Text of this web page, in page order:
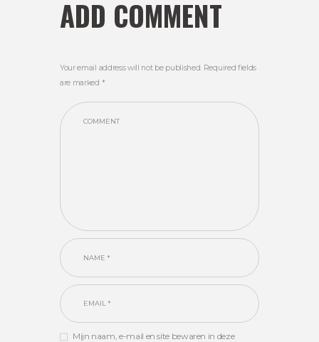
ADD COMMENT
Your email address will not be published. Required fields
are marked *
Mijn naam, e-mail en site bewaren in deze